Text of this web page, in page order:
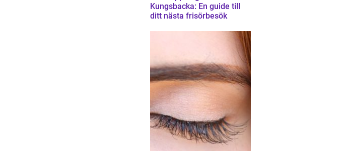
Kungsbacka: En guide till
ditt nästa frisörbesök